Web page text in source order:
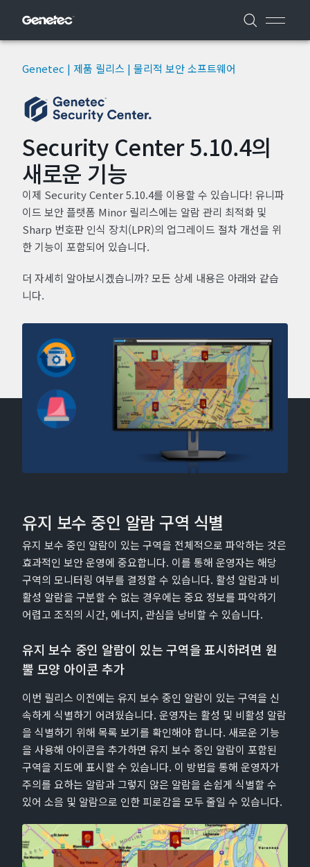
Genetec | 제품 릴리스 | 물리적 보안 소프트웨어
Security Center 5.10.4의
새로운 기능
이제 Security Center 5.10.4를 이용할 수 있습니다! 유니파
이드 보안 플랫폼 Minor 릴리스에는 알람 관리 최적화 및
Sharp 번호판 인식 장치(LPR)의 업그레이드 절차 개선을 위
한 기능이 포함되어 있습니다.
더 자세히 알아보시겠습니까? 모든 상세 내용은 아래와 같습
니다.
유지 보수 중인 알람 구역 식별
유지 보수 중인 알람이 있는 구역을 전체적으로 파악하는 것은
효과적인 보안 운영에 중요합니다. 이를 통해 운영자는 해당
구역의 모니터링 여부를 결정할 수 있습니다. 활성 알람과 비
활성 알람을 구분할 수 없는 경우에는 중요 정보를 파악하기
어렵고 조직의 시간, 에너지, 관심을 낭비할 수 있습니다.
유지 보수 중인 알람이 있는 구역을 표시하려면 원
뿔 모양 아이콘 추가
이번 릴리스 이전에는 유지 보수 중인 알람이 있는 구역을 신
속하게 식별하기 어려웠습니다. 운영자는 활성 및 비활성 알람
을 식별하기 위해 목록 보기를 확인해야 합니다. 새로운 기능
을 사용해 아이콘을 추가하면 유지 보수 중인 알람이 포함된
구역을 지도에 표시할 수 있습니다. 이 방법을 통해 운영자가
주의를 요하는 알람과 그렇지 않은 알람을 손쉽게 식별할 수
있어 소음 및 알람으로 인한 피로감을 모두 줄일 수 있습니다.